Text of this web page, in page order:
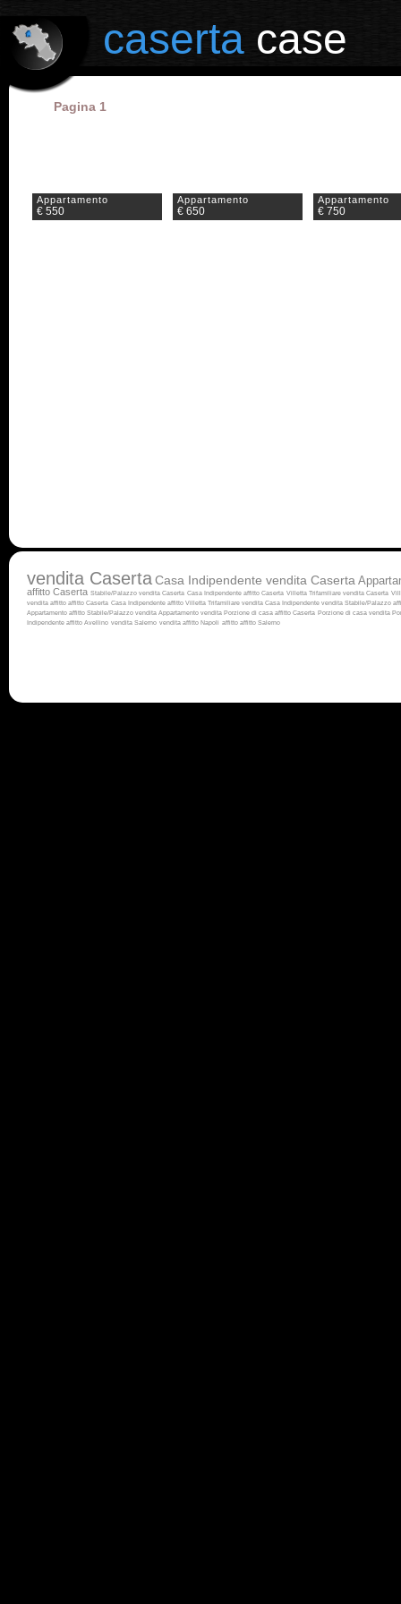
caserta case
Pagina 1
Appartamento
€ 550
Appartamento
€ 650
Appartamento
€ 750
vendita CasertaCasa Indipendente vendita Caserta
affitto Caserta Stabile/Palazzo vendita Caserta Casa Indipendente affitto Caserta Villetta Trifamiliare vendita Caserta
vendita affitto affitto Caserta Casa Indipendente affitto Villetta Trifamiliare vendita Casa Indipendente vendita Stabile/Palazzo
Appartamento affitto Stabile/Palazzo vendita Appartamento vendita Porzione di casa affitto Caserta Porzione di casa vendita
Indipendente affitto Avellino vendita Salerno vendita affitto Napoli affitto affitto Salerno